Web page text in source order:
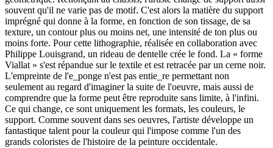
souvent qu'il ne varie pas de motif. C'est alors la matière du support
imprégné qui donne à la forme, en fonction de son tissage, de sa
texture, un contour plus ou moins net, une intensité de ton plus ou
moins forte. Pour cette lithographie, réalisée en collaboration avec
Philippe Louisgrand, un rideau de dentelle crée le fond. La « forme
Viallat » s'est répandue sur le textile et est retracée par un cerne noir.
L'empreinte de l'e_ponge n'est pas entie_re permettant non
seulement au regard d'imaginer la suite de l'oeuvre, mais aussi de
comprendre que la forme peut être reproduite sans limite, à l'infini.
Ce qui change, ce sont uniquement les formats, les couleurs, le
support. Comme souvent dans ses oeuvres, l'artiste développe un
fantastique talent pour la couleur qui l'impose comme l'un des
grands coloristes de l'histoire de la peinture occidentale.